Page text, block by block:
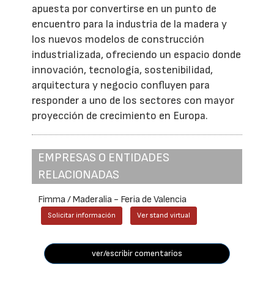
apuesta por convertirse en un punto de
encuentro para la industria de la madera y
los nuevos modelos de construcción
industrializada, ofreciendo un espacio donde
innovación, tecnología, sostenibilidad,
arquitectura y negocio confluyen para
responder a uno de los sectores con mayor
proyección de crecimiento en Europa.
EMPRESAS O ENTIDADES
RELACIONADAS
Fimma / Maderalia - Feria de Valencia
Solicitar información Ver stand virtual
ver/escribir comentarios